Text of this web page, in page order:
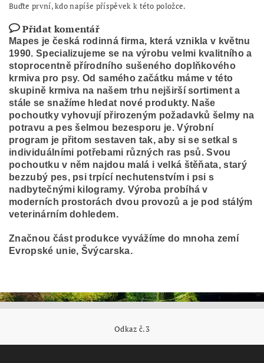
Buďte první, kdo napíše příspěvek k této položce.
Přidat komentář
Mapes je česká rodinná firma, která vznikla v květnu
1990. Specializujeme se na výrobu velmi kvalitního a
stoprocentně přírodního sušeného doplňkového
krmiva pro psy. Od samého začátku máme v této
skupině krmiva na našem trhu nejširší sortiment a
stále se snažíme hledat nové produkty. Naše
pochoutky vyhovují přirozeným požadavků šelmy na
potravu a pes šelmou bezesporu je. Výrobní
program je přitom sestaven tak, aby si se setkal s
individuálními potřebami různých ras psů. Svou
pochoutku v něm najdou malá i velká štěňata, starý
bezzubý pes, psi trpící nechutenstvím i psi s
nadbytečnými kilogramy. Výroba probíhá v
moderních prostorách dvou provozů a je pod stálým
veterinárním dohledem.
Značnou část produkce vyvážíme do mnoha zemí
Evropské unie, Švýcarska.
Odkaz č.3